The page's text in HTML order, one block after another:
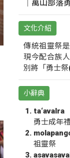
｜萬山部落
文化介紹
傳統祖靈祭
現今配合族
別將「勇士祭
小辭典
ta‘avalra
勇士成年
祖靈祭